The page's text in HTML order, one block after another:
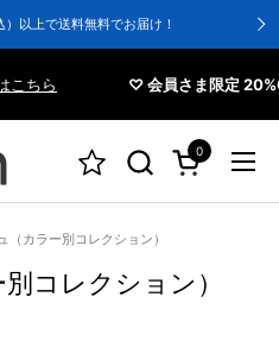
以上で送料無料でお届け！
♡ 会員さま限定 20%OFF
カートを開く
0
メニ
（カラー別コレクション）
コレクション）